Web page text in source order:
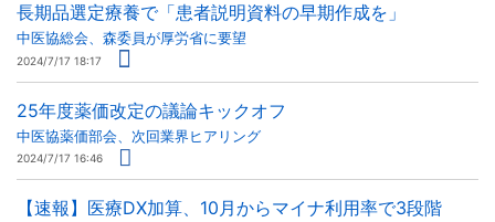
長期品選定療養で「患者説明資料の早期作成を」
中医協総会、森委員が厚労省に要望
2024/7/17 18:17
25年度薬価改定の議論キックオフ
中医協薬価部会、次回業界ヒアリング
2024/7/17 16:46
【速報】医療DX加算、10月からマイナ利用率で3段階